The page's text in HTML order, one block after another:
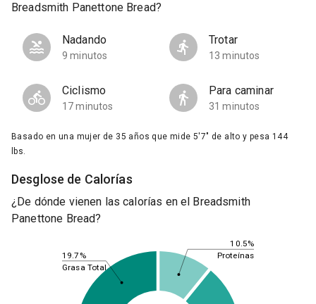
Breadsmith Panettone Bread?
Nadando
9 minutos
Trotar
13 minutos
Ciclismo
17 minutos
Para caminar
31 minutos
Basado en una mujer de 35 años que mide 5'7" de alto y pesa 144
lbs.
Desglose de Calorías
¿De dónde vienen las calorías en el Breadsmith
Panettone Bread?
10.5%
19.7%
Proteínas
Grasa Total